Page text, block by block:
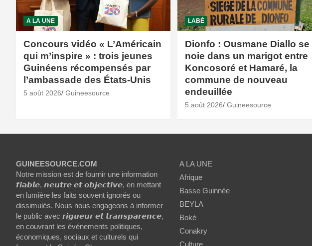
A LA UNE
Concours vidéo « L’Américain
qui m’inspire » : trois jeunes
Guinéens récompensés par
l’ambassade des États-Unis
5 août 2026 Guineesource
LABÉ
Dionfo : Ousmane Diallo se
noie dans un marigot entre
Koncosoré et Hamaré, la
commune de nouveau
endeuillée
5 août 2026 Guineesource
GUINEESOURCE.COM
Notre mission est de fournir une information
𝙛𝙞𝙖𝙗𝙡𝙚, 𝙣𝙚𝙪𝙩𝙧𝙚 𝙚𝙩 𝙤𝙗𝙟𝙚𝙘𝙩𝙞𝙫𝙚, en mettant
en lumière les faits souvent ignorés ou
dissimulés. Nous nous engageons à informer
le public avec 𝙧𝙞𝙜𝙪𝙚𝙪𝙧 𝙚𝙩 𝙩𝙧𝙖𝙣𝙨𝙥𝙖𝙧𝙚𝙣𝙘𝙚,
en couvrant les événements politiques,
économiques, sociaux et culturels qui
A LA UNE
Afrique
Basse Guinnée
BEYLA
Boké
Conakry
Culture